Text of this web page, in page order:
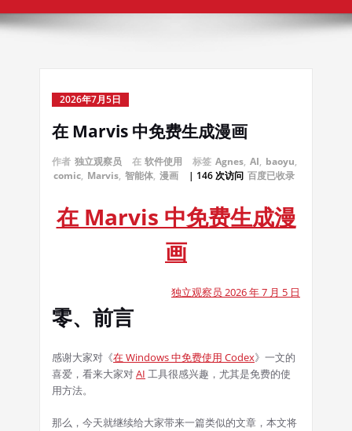
2026年7月5日
在 Marvis 中免费生成漫画
作者 独立观察员 在 软件使用 标签 Agnes, AI, baoyu,
comic, Marvis, 智能体, 漫画 | 146 次访问 百度已收录
在 Marvis 中免费生成漫
画
独立观察员 2026 年 7 月 5 日
零、前言
感谢大家对《在 Windows 中免费使用 Codex》一文的
喜爱，看来大家对AI 工具很感兴趣，尤其是免费的使
用方法。
那么，今天就继续给大家带来一篇类似的文章，本文将